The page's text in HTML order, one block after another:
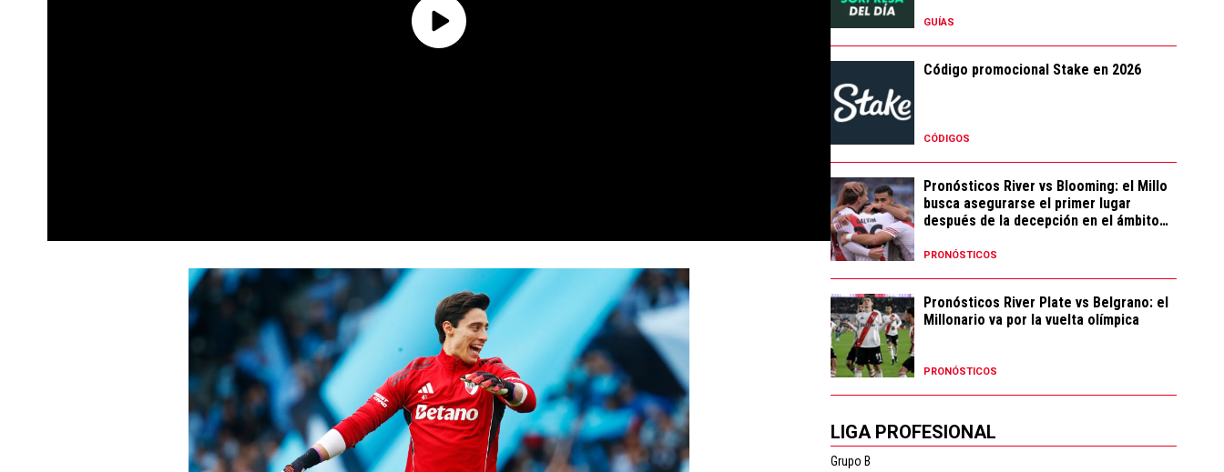
GUÍAS
Código promocional Stake en 2026
CÓDIGOS
Pronósticos River vs Blooming: el Millo
busca asegurarse el primer lugar
después de la decepción en el ámbito
PRONÓSTICOS
Pronósticos River Plate vs Belgrano: el
Millonario va por la vuelta olímpica
PRONÓSTICOS
LIGA PROFESIONAL